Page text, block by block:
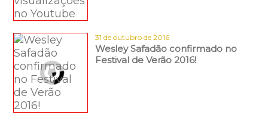
31 de outubro de 2016
Wesley Safadão confirmado no
Festival de Verão 2016!